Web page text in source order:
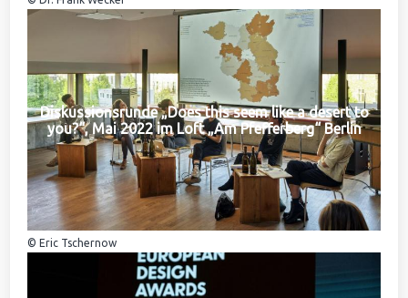
Diskussionsrunde „Does this seem like a desert to
you?“, Mai 2022 im Loft „Am Pfefferberg“ Berlin
© Eric Tschernow